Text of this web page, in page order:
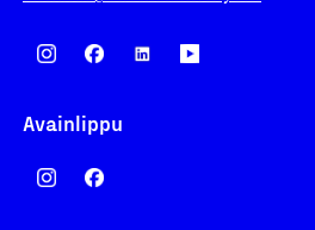
Avainlippu